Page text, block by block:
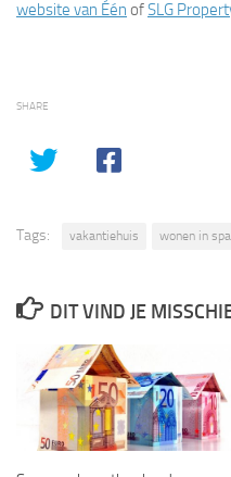
website van Één ofSLG
SHARE
Tags: vakantiehuis wonen in
DIT VIND JE